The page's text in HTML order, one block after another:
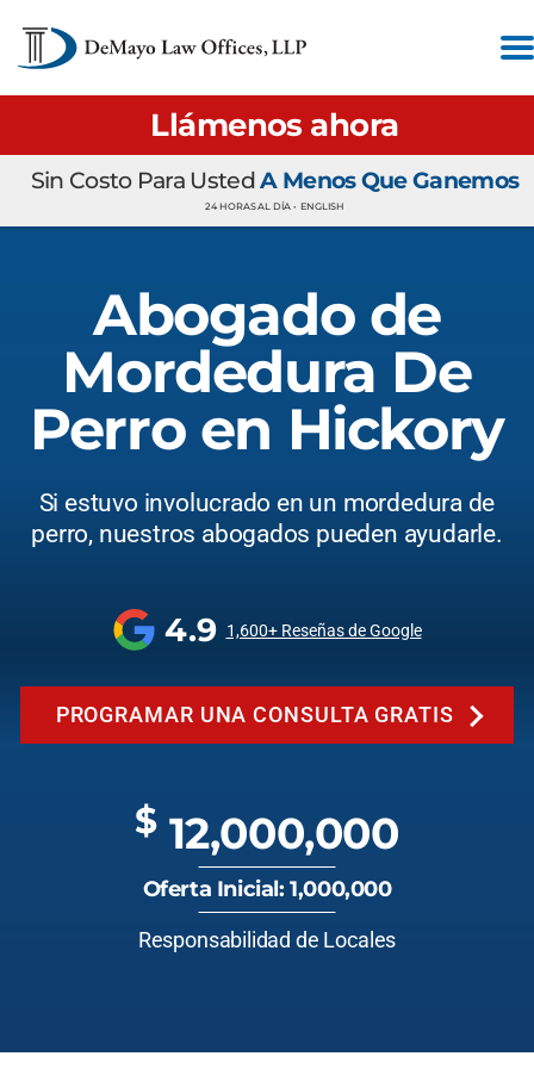
Llámenos ahora
Sin Costo Para UstedA Menos Que Ganemos
24 HORAS AL DÍA • ENGLISH
Abogado de
Mordedura De
Perro en Hickory
Si estuvo involucrado en un mordedura de
perro, nuestros abogados pueden ayudarle.
4.9 1,600+ Reseñas de Google
PROGRAMAR UNA CONSULTA GRATIS
$ 12,000,000
Oferta Inicial: 1,000,000
Responsabilidad de Locales